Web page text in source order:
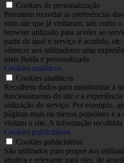
Cookies de personalização
Permitem recordar as preferências
num site que já visitaram, tais como
browser utilizado para aceder ao
partir da qual o serviço é acedido,
oferecer aos utilizadores uma
mais fluida e personalizada.
Cookies analíticos
Cookies analíticos
Recolhem dados para monitorizar a
funcionamento do site e a
utilização do serviço. Por exemplo,
páginas mais ou menos populares e a
visitam o site. A informação recolhida
Cookies publicitários
Cookies publicitários
São utilizados para propor aos
atrativa e relevante para eles, de